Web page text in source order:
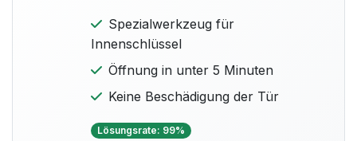
Spezialwerkzeug für
Innenschlüssel
Öffnung in unter 5 Minuten
Keine Beschädigung der Tür
Lösungsrate: 99%